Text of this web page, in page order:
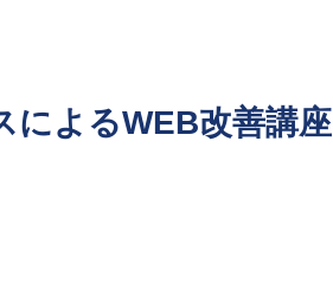
によるWEB改善講座